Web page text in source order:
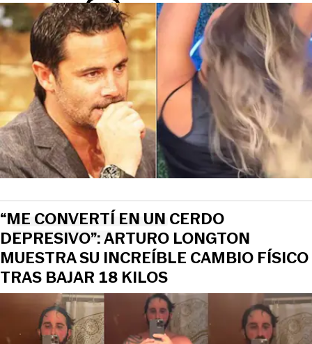
View this post on Instagram
“ME CONVERTÍ EN UN CERDO
DEPRESIVO”: ARTURO LONGTON
MUESTRA SU INCREÍBLE CAMBIO FÍSICO
TRAS BAJAR 18 KILOS